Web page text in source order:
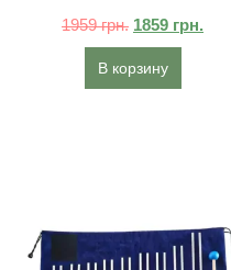
1959грн. 1859 грн.
В корзину